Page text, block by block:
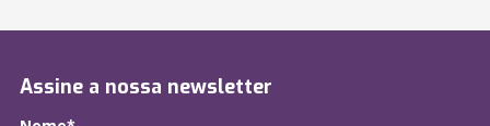
Assine a nossa newsletter